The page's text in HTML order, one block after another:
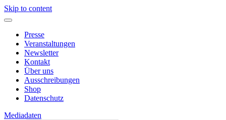
Skip to content
Presse
Veranstaltungen
Newsletter
Kontakt
Über uns
Ausschreibungen
Shop
Datenschutz
Mediadaten